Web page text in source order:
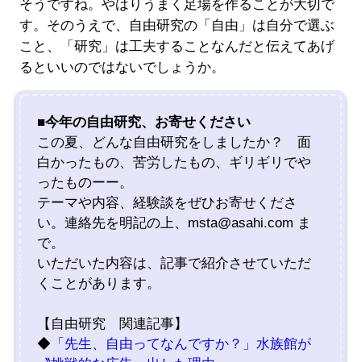
そうですね。やはりうまく足場を作ることが大切で
す。そのうえで、自由研究の「自由」は自分で選ぶ
こと、「研究」は工夫することなんだと伝えてあげ
るといいのではないでしょうか。
■今年の自由研究、お寄せください
この夏、どんな自由研究をしましたか？ 面
白かったもの、苦労したもの、ギリギリでや
ったものーー。
テーマや内容、経験談をぜひお寄せくださ
い。連絡先を明記の上、msta@asahi.com ま
で。
いただいた内容は、記事で紹介させていただ
くことがあります。
【自由研究 関連記事】
◆「先生、自由ってなんですか？」水族館が